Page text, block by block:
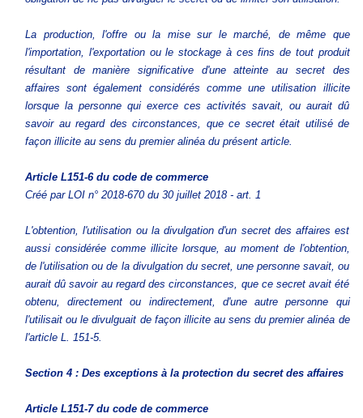
La production, l'offre ou la mise sur le marché, de même que
l'importation, l'exportation ou le stockage à ces fins de tout produit
résultant de manière significative d'une atteinte au secret des
affaires sont également considérés comme une utilisation illicite
lorsque la personne qui exerce ces activités savait, ou aurait dû
savoir au regard des circonstances, que ce secret était utilisé de
façon illicite au sens du premier alinéa du présent article.
Article L151-6 du code de commerce
Créé par LOI n° 2018-670 du 30 juillet 2018 - art. 1
L'obtention, l'utilisation ou la divulgation d'un secret des affaires est
aussi considérée comme illicite lorsque, au moment de l'obtention,
de l'utilisation ou de la divulgation du secret, une personne savait, ou
aurait dû savoir au regard des circonstances, que ce secret avait été
obtenu, directement ou indirectement, d'une autre personne qui
l'utilisait ou le divulguait de façon illicite au sens du premier alinéa de
l'article L. 151-5.
Section 4 : Des exceptions à la protection du secret des affaires
Article L151-7 du code de commerce